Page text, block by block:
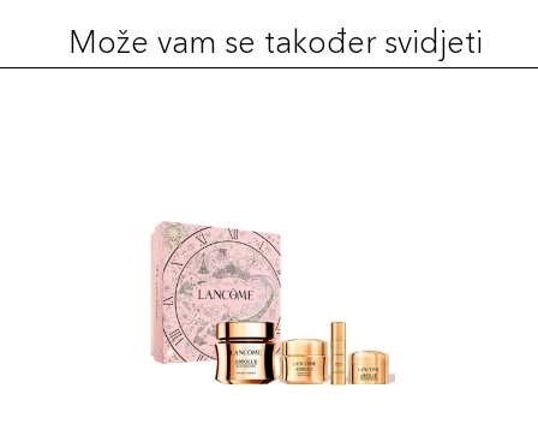
Može vam se također svidjeti